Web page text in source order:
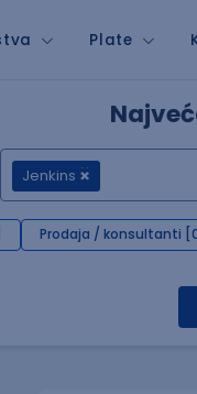
Plate
Jenkins
Prodaja / konsultanti